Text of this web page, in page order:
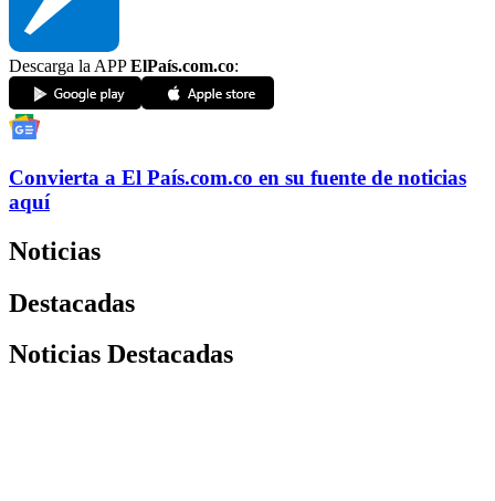
Descarga la APPElPaís.com.co:
Convierta a El País.com.co en su fuente de noticias
aquí
Noticias
Destacadas
Noticias Destacadas